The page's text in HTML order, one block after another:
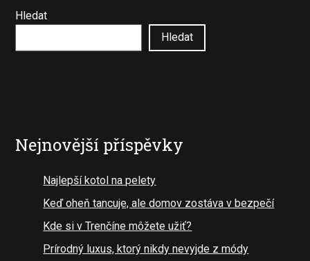
Hledat
Hledat
Nejnovější příspěvky
Najlepší kotol na pelety
Keď oheň tancuje, ale domov zostáva v bezpečí
Kde si v Trenčíne môžete užiť?
Prírodný luxus, ktorý nikdy nevyjde z módy